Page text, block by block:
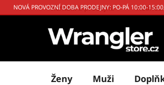
Přejít
na
NOVÁ PROVOZNÍ DOBA PRODEJNY: PO-PÁ 10:00-
Kontakt a prodejna
Ženy Muži